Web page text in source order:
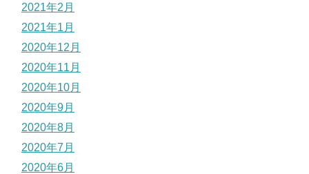
2021年2月
2021年1月
2020年12月
2020年11月
2020年10月
2020年9月
2020年8月
2020年7月
2020年6月